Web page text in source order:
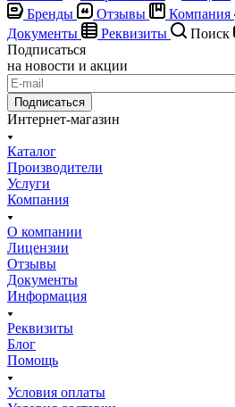
Бренды
Отзывы Компания
Документы
Реквизиты Поиск
Подписаться
на новости и акции
Подписаться
Интернет-магазин
Каталог
Производители
Услуги
Компания
О компании
Лицензии
Отзывы
Документы
Информация
Реквизиты
Блог
Помощь
Условия оплаты